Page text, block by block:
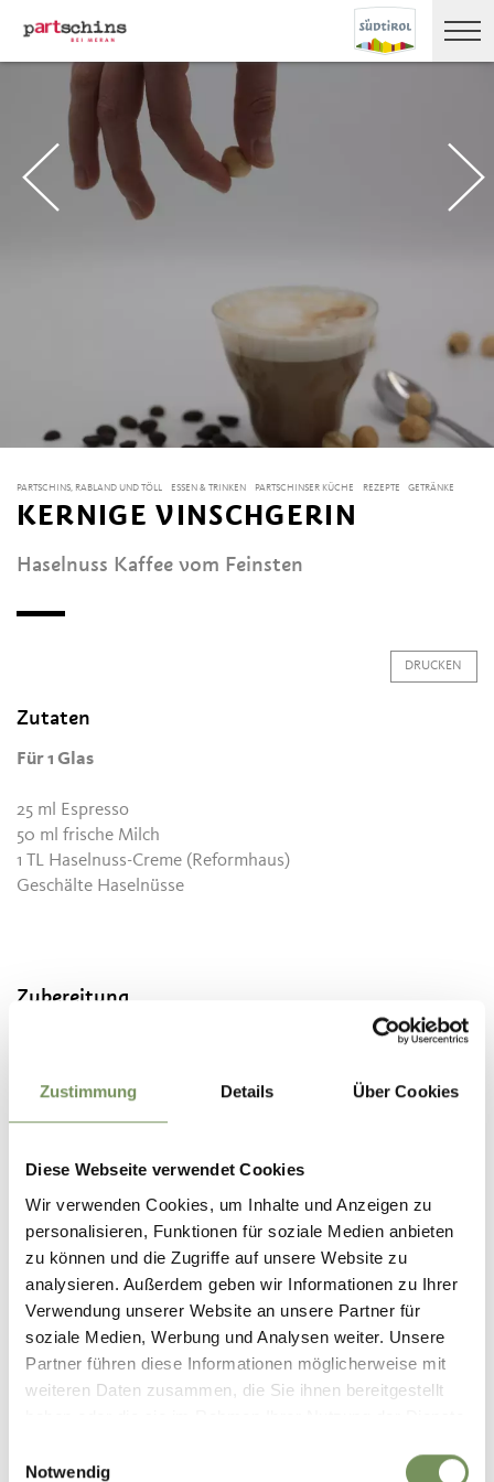
Zustimmung Details Über Cookies
Diese Webseite verwendet Cookies
Wir verwenden Cookies, um Inhalte und Anzeigen zu
personalisieren, Funktionen für soziale Medien anbieten
zu können und die Zugriffe auf unsere Website zu
analysieren. Außerdem geben wir Informationen zu Ihrer
Verwendung unserer Website an unsere Partner für
soziale Medien, Werbung und Analysen weiter. Unsere
Partner führen diese Informationen möglicherweise mit
weiteren Daten zusammen, die Sie ihnen bereitgestellt
Notwendig
PARTSCHINS, RABLAND UND TÖLL ESSEN & TRINKEN PARTSCHINSER KÜCHE REZEPTE GETRÄNKE
KERNIGE VINSCHGERIN
Haselnuss Kaffee vom Feinsten
DRUCKEN
Zutaten
Für 1 Glas
25 ml Espresso
50 ml frische Milch
1 TL Haselnuss-Creme (Reformhaus)
Geschälte Haselnüsse
Zubereitung
Die Hälfte der Milch mit der Haselnuss-Creme aufschäumen
laufen lassen. Die restliche Milch aufschäumen und damit
AlpsCoffee Kaffeerösterei Schreyögg GmbH aus Rabland
UNSER VERANSTALTUNGSTIPP:Lust auf Kaffee?
Führung durch die Traditionsrösterei Schreyögg in Rabland
Ein Rezept von:Tourismusverein Partschins
WAR DER INHALT FÜR DICH HILFREICH?